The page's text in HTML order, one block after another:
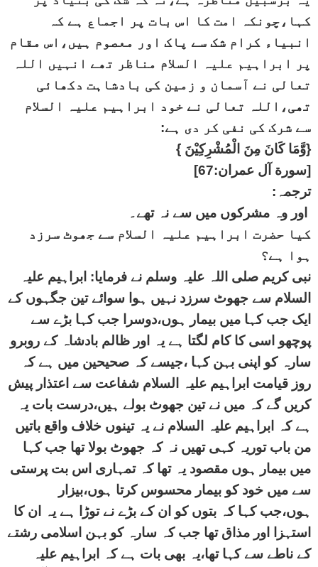
کہا،چونکہ امت کا اس بات پر اجماع ہے کہ
انبیاء کرام شک سے پاک اور معصوم ہیں،اس مقام
پر ابراہیم علیہ السلام مناظر تھے انہیں اللہ
تعالی نے آسمان و زمین کی بادشاہت دکھائی
تھی،اللہ تعالی نے خود ابراہیم علیہ السلام
سے شرک کی نفی کر دی ہے:
{وَّمَا كَانَ مِنَ الْمُشْرِكِيْنَ }
[سورة آل عمران:67]
ترجمہ:
اور وہ مشرکوں میں سے نہ تھے۔
کیا حضرت ابراہیم علیہ السلام سے جھوٹ سرزد
ہوا ہے؟
نبی کریم صلی اللہ علیہ وسلم نے فرمایا: ابراہیم علیہ
السلام سے جھوٹ سرزد نہیں ہوا سوائے تین جگہوں کے
ایک جب کہا میں بیمار ہوں،دوسرا جب کہا بڑے سے
پوچھو اسی کا کام لگتا ہے یہ اور ظالم بادشاہ کے روبرو
سارہ کو اپنی بہن کہا ،جیسے کہ صحیحین میں ہے کہ
روز قیامت ابراہیم علیہ السلام شفاعت سے اعتذار پیش
کریں گے کہ میں نے تین جھوٹ بولے ہیں،درست بات یہ
ہے کہ ابراہیم علیہ السلام نے یہ تینوں خلاف واقع باتیں
من باب توریہ کہی تھیں نہ کہ جھوٹ بولا تھا جب کہا
میں بیمار ہوں مقصود یہ تھا کہ تمہاری اس بت پرستی
سے میں خود کو بیمار محسوس کرتا ہوں،بیزار
ہوں،جب کہا کہ بتوں کو ان کے بڑے نے توڑا ہے یہ ان کا
استہزا اور مذاق تھا جب کہ سارہ کو بہن اسلامی رشتے
کے ناطے سے کہا تھا،یہ بھی بات ہے کہ ابراہیم علیہ